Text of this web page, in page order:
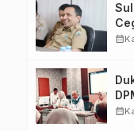
calendar_month
calendar_month